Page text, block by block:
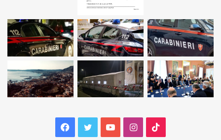
Facebook
TwitterYouTubeInstagram